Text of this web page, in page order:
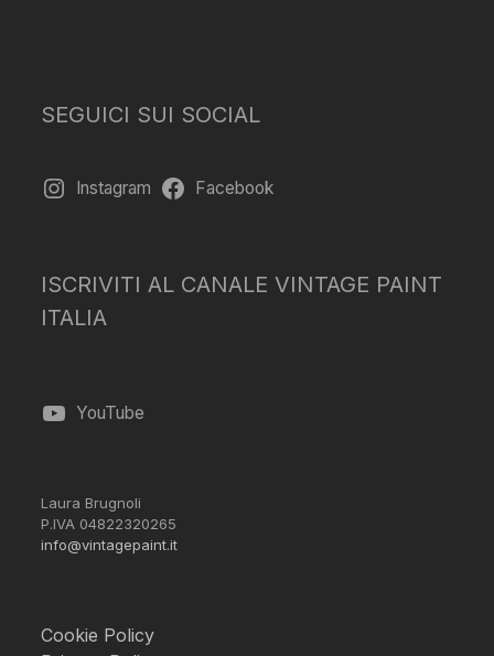
SEGUICI SUI SOCIAL
Instagram Facebook
ISCRIVITI AL CANALE VINTAGE PAINT
ITALIA
YouTube
Laura Brugnoli
P.IVA 04822320265
info@vintagepaint.it
Cookie Policy